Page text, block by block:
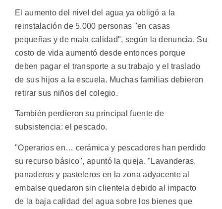
El aumento del nivel del agua ya obligó a la
reinstalación de 5.000 personas "en casas
pequeñas y de mala calidad", según la denuncia. Su
costo de vida aumentó desde entonces porque
deben pagar el transporte a su trabajo y el traslado
de sus hijos a la escuela. Muchas familias debieron
retirar sus niños del colegio.
También perdieron su principal fuente de
subsistencia: el pescado.
"Operarios en… cerámica y pescadores han perdido
su recurso básico", apuntó la queja. "Lavanderas,
panaderos y pasteleros en la zona adyacente al
embalse quedaron sin clientela debido al impacto
de la baja calidad del agua sobre los bienes que